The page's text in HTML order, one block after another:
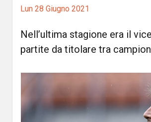
Lun 28 Giugno 2021
Nell’ultima stagione era il
partite da titolare tra